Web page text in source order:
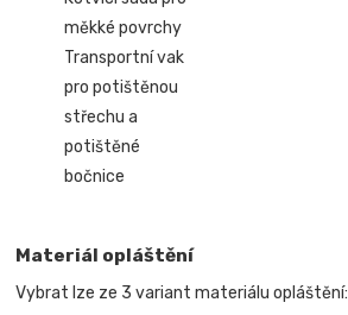
měkké povrchy
Transportní vak
pro potištěnou
střechu a
potištěné
bočnice
Materiál opláštění
Vybrat lze ze 3 variant materiálu opláštění: